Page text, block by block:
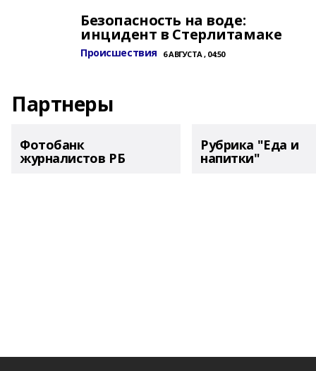
Безопасность на воде:
инцидент в Стерлитамаке
Происшествия 6 АВГУСТА , 04:50
Партнеры
Фотобанк
журналистов РБ
Рубрика "Еда и
напитки"